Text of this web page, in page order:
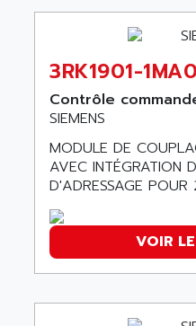
ALTIVAR 66
MICROMASTER
SQUARE D
SY/MAX
ADVANTYS
APRIL 3000
VT5000
VT
FERROMATIK
VT100
AEL CRYSTALS
AEM
AERMEC
AERO - SHARP
AEROSEC
AEROTECH
3RK1901-
Contrôle
SIEMENS
MODULE DE
AVEC INTÉGRATION
D'ADRESSAGE
VOIR